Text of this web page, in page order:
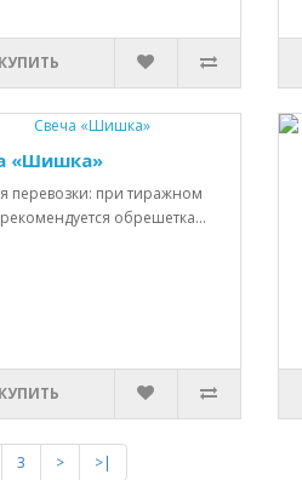
КУПИТЬ
«Шишка»
перевозки: при тиражном
рекомендуется обрешетка...
КУПИТЬ
3 > >|